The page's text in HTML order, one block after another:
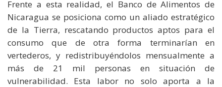
Frente a esta realidad, el Banco de Alimentos de
Nicaragua se posiciona como un aliado estratégico
de la Tierra, rescatando productos aptos para el
consumo que de otra forma terminarían en
vertederos, y redistribuyéndolos mensualmente a
más de 21 mil personas en situación de
vulnerabilidad. Esta labor no solo aporta a la